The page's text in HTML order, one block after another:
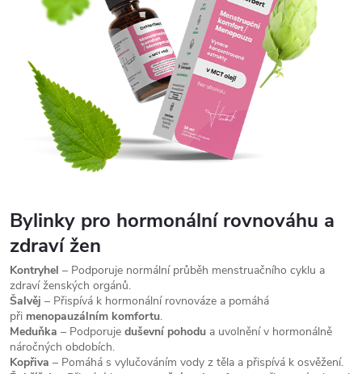
Bylinky pro hormonální rovnováhu a
zdraví žen
Kontryhel – Podporuje normální průběh menstruačního cyklu a
zdraví ženských orgánů.
Šalvěj – Přispívá k hormonální rovnováze a pomáhá
při menopauzálním komfortu.
Meduňka – Podporuje duševní pohodu a uvolnění v hormonálně
náročných obdobích.
Kopřiva – Pomáhá s vylučováním vody z těla a přispívá k osvěžení.